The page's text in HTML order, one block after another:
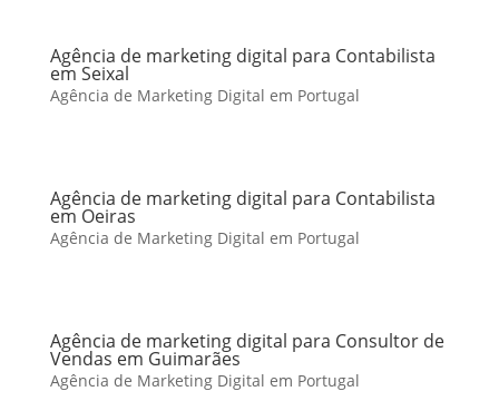
Agência de marketing digital para Contabilista
em Seixal
Agência de Marketing Digital em Portugal
Agência de marketing digital para Contabilista
em Oeiras
Agência de Marketing Digital em Portugal
Agência de marketing digital para Consultor de
Vendas em Guimarães
Agência de Marketing Digital em Portugal